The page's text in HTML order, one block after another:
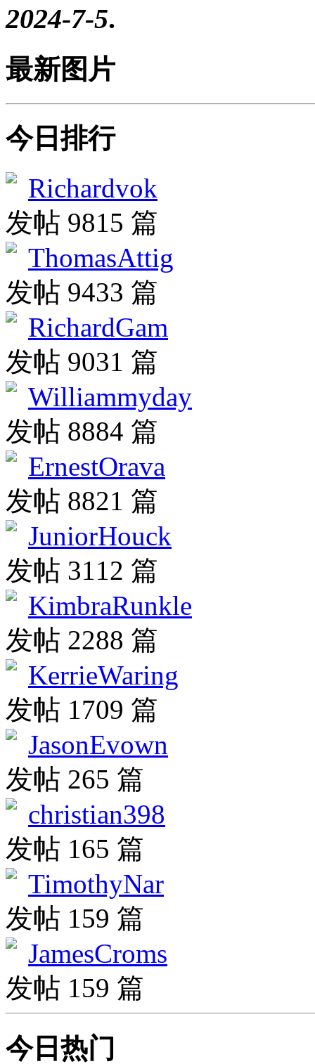
2024-7-5.
最新图片
今日排行
Richardvok
发帖 9815 篇
ThomasAttig
发帖 9433 篇
RichardGam
发帖 9031 篇
Williammyday
发帖 8884 篇
ErnestOrava
发帖 8821 篇
JuniorHouck
发帖 3112 篇
KimbraRunkle
发帖 2288 篇
KerrieWaring
发帖 1709 篇
JasonEvown
发帖 265 篇
christian398
发帖 165 篇
TimothyNar
发帖 159 篇
JamesCroms
发帖 159 篇
今日热门